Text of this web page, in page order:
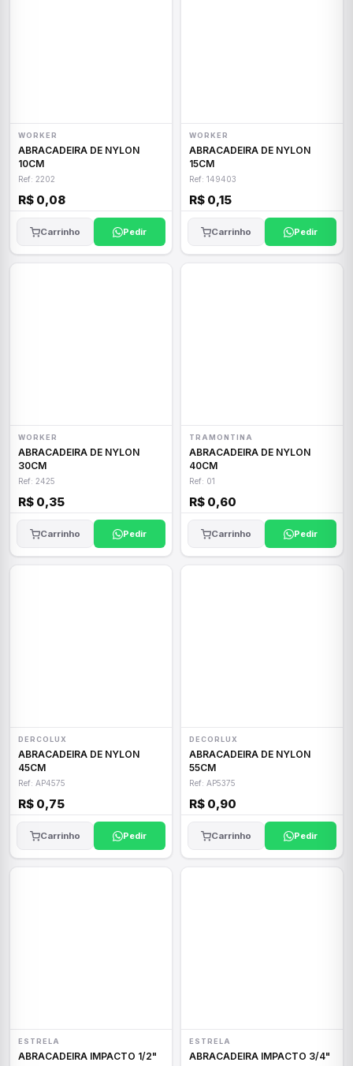
WORKER
ABRACADEIRA DE NYLON
10CM
Ref: 2202
R$ 0,08
Carrinho Pedir
WORKER
ABRACADEIRA DE NYLON
15CM
Ref: 149403
R$ 0,15
Carrinho Pedir
WORKER
ABRACADEIRA DE NYLON
30CM
Ref: 2425
R$ 0,35
Carrinho Pedir
TRAMONTINA
ABRACADEIRA DE NYLON
40CM
Ref: 01
R$ 0,60
Carrinho Pedir
DERCOLUX
ABRACADEIRA DE NYLON
45CM
Ref: AP4575
R$ 0,75
Carrinho Pedir
DECORLUX
ABRACADEIRA DE NYLON
55CM
Ref: AP5375
R$ 0,90
Carrinho Pedir
ESTRELA
ABRACADEIRA IMPACTO 1/2"
ESTRELA
ABRACADEIRA IMPACTO 3/4"